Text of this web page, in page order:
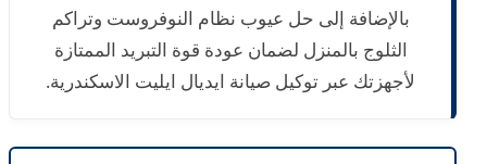
بالإضافة إلى حل عيوب نظام النوفروست وتراكم
الثلوج بالمنزل لضمان عودة قوة التبريد الممتازة
لأجهزتك عبر توكيل صيانة ايديال ايليت الاسكندرية.